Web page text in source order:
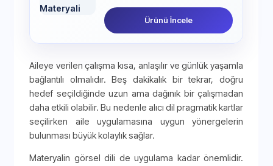
Ürünü İncele
Aileye verilen çalışma kısa, anlaşılır ve günlük yaşamla
bağlantılı olmalıdır. Beş dakikalık bir tekrar, doğru
hedef seçildiğinde uzun ama dağınık bir çalışmadan
daha etkili olabilir. Bu nedenle alıcı dil pragmatik kartlar
seçilirken aile uygulamasına uygun yönergelerin
bulunması büyük kolaylık sağlar.
Materyalin görsel dili de uygulama kadar önemlidir.